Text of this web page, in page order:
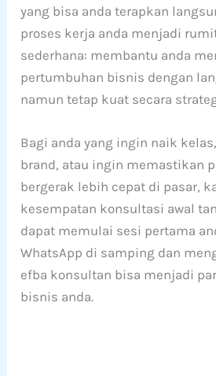
yang bisa anda terapkan
proses kerja anda menjadi
sederhana: membantu anda
pertumbuhan bisnis dengan
namun tetap kuat secara
Bagi anda yang ingin naik
brand, atau ingin memastikan
bergerak lebih cepat di pasar,
kesempatan konsultasi awal
dapat memulai sesi pertama
WhatsApp di samping dan
efba konsultan bisa menjadi
bisnis anda.